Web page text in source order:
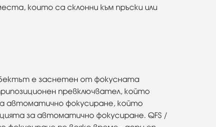
които са склонни към пръски или
е заснетен от фокусната
превключвател, който
автоматично фокусиране, който
за автоматично фокусиране. QFS /